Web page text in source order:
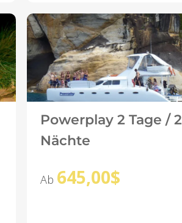
Powerplay 2 Tage / 2
Nächte
Ab 645,00$